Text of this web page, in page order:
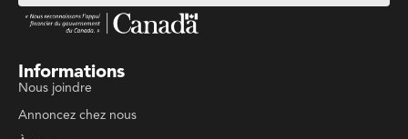
Informations
Nous joindre
Annoncez chez nous